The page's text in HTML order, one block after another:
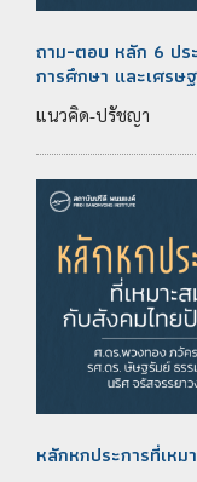
ถาม-ตอบ หลัก 6 ปร
การศึกษา และเศรษ
แนวคิด-ปรัชญา
หลักหกประการที่เห